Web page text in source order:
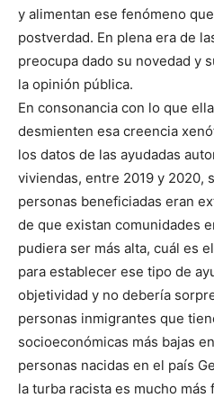
y alimentan ese fenómeno
postverdad. En plena era de
preocupa dado su novedad y
la opinión pública.
En consonancia con lo que
desmienten esa creencia
los datos de las ayudadas
viviendas, entre 2019 y 2020,
personas beneficiadas eran
de que existan comunidades
pudiera ser más alta, cuál es
para establecer ese tipo de
objetividad y no debería
personas inmigrantes que
socioeconómicas más bajas
personas nacidas en el país
la turba racista es mucho